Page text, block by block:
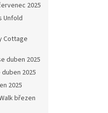
2025
Unfold
Cottage
duben 2025
2025
2025
březen